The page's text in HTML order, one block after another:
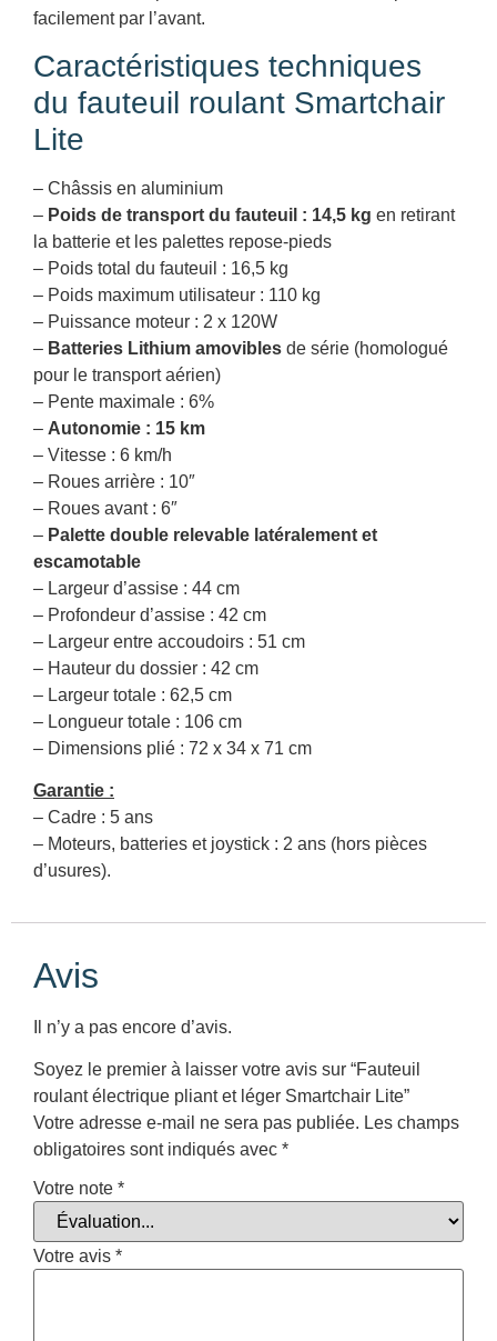
facilement par l’avant.
Caractéristiques techniques
du fauteuil roulant Smartchair
Lite
– Châssis en aluminium
– Poids de transport du fauteuil : 14,5 kg en retirant
la batterie et les palettes repose-pieds
– Poids total du fauteuil : 16,5 kg
– Poids maximum utilisateur : 110 kg
– Puissance moteur : 2 x 120W
– Batteries Lithium amovibles de série (homologué
pour le transport aérien)
– Pente maximale : 6%
– Autonomie : 15 km
– Vitesse : 6 km/h
– Roues arrière : 10″
– Roues avant : 6″
– Palette double relevable latéralement et
escamotable
– Largeur d’assise : 44 cm
– Profondeur d’assise : 42 cm
– Largeur entre accoudoirs : 51 cm
– Hauteur du dossier : 42 cm
– Largeur totale : 62,5 cm
– Longueur totale : 106 cm
– Dimensions plié : 72 x 34 x 71 cm
Garantie :
– Cadre : 5 ans
– Moteurs, batteries et joystick : 2 ans (hors pièces
d’usures).
Avis
Il n’y a pas encore d’avis.
Soyez le premier à laisser votre avis sur “Fauteuil
roulant électrique pliant et léger Smartchair Lite”
Votre adresse e-mail ne sera pas publiée. Les champs
obligatoires sont indiqués avec *
Votre note *
Votre avis *